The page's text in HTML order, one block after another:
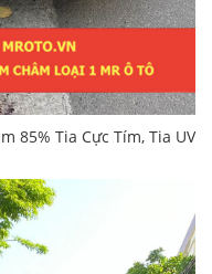
85% Tia Cực Tím, Tia UV